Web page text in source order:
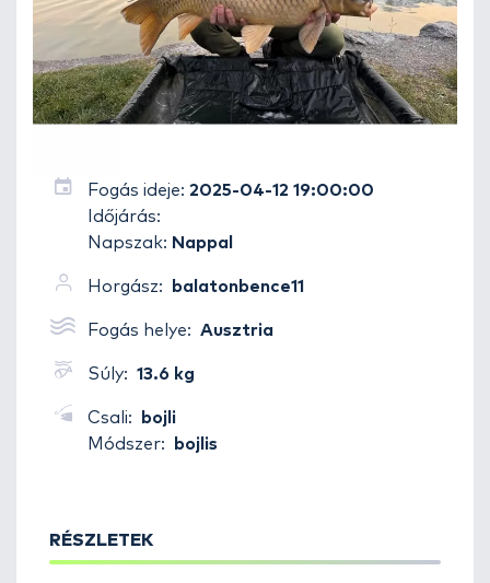
Fogás ideje: 2025-04-12 19:00:00
Időjárás:
Napszak: Nappal
Horgász: balatonbence11
Fogás helye: Ausztria
Súly: 13.6 kg
Csali:
bojli
Módszer:
bojlis
RÉSZLETEK